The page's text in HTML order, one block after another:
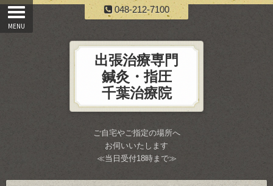
048-212-7100
出張治療専門
鍼灸・指圧
千葉治療院
ご自宅やご指定の場所へ
お伺いいたします
≪当日受付18時まで≫